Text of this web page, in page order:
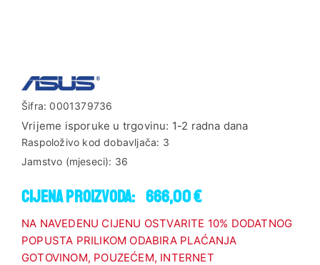
Šifra:0001379736
Vrijeme isporuke u trgovinu: 1-2 radna dana
Raspoloživo kod dobavljača: 3
Jamstvo (mjeseci): 36
Cijena proizvoda: 666,00 €
NA NAVEDENU CIJENU OSTVARITE 10% DODATNOG
POPUSTA PRILIKOM ODABIRA PLAĆANJA
GOTOVINOM, POUZEĆEM, INTERNET